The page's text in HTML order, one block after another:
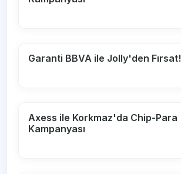
Garanti BBVA ile Jolly'den Fırsat!
Axess ile Korkmaz'da Chip-Para
Kampanyası